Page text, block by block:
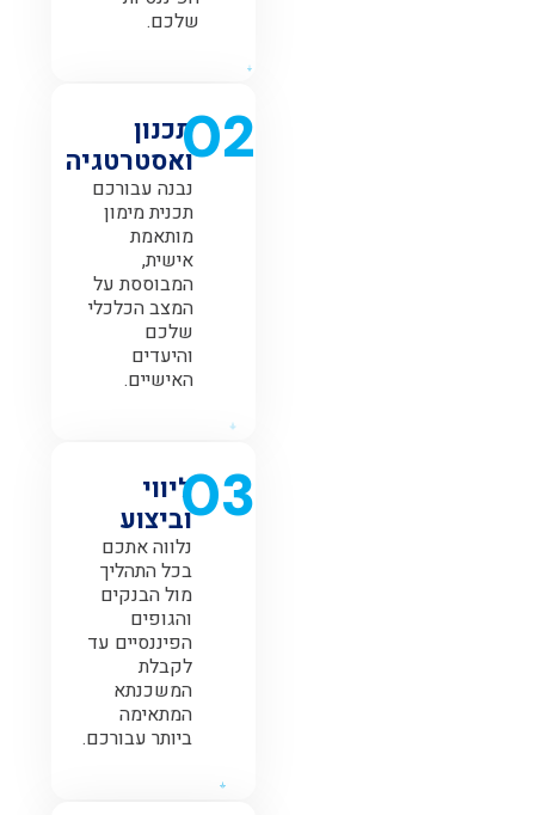
שלכם.
02תכנון
ואסטרטגיה
נבנה עבורכם
תכנית מימון
מותאמת
אישית,
המבוססת על
המצב הכלכלי
שלכם
והיעדים
האישיים.
03ליווי
וביצוע
נלווה אתכם
בכל התהליך
מול הבנקים
והגופים
הפיננסיים עד
לקבלת
המשכנתא
המתאימה
ביותר עבורכם.